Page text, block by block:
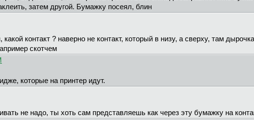
затем другой. Бумажку посеял, блин
какой контакт ? наверно не контакт, который в низу, а сверху, там
скотчем
которые на принтер идут.
не надо, ты хоть сам представляешь как через эту бумажку на